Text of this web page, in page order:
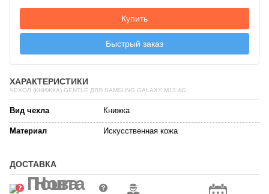
Купить
Быстрый заказ
ХАРАКТЕРИСТИКИ
ЧЕХОЛ (КНИЖКА) GENTLE ДЛЯ SAMSUNG GALAXY M13 4G
Вид чехла Книжка
Материал Искусственная кожа
ДОСТАВКА